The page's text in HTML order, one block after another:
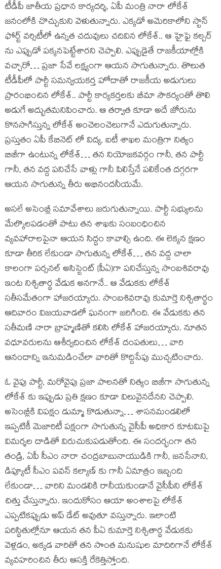
టీడీపీ జాతీయ ప్రధాన కార్యదర్శి, ఏపీ మంత్రి నారా లోకేశ్
జనంలోకి చొచ్చుకుని వెళుతున్నారు. ఎక్కడో అమెరికాలోని స్టాన్
ఫోర్ట్ వర్సిటీలో ఉన్నత చదువులు చదివిన లోకేశ్.. ఆ హైఫై కల్చర్
ను ఎప్పుడో పక్కనపెట్టేశారని చెప్పాలి. ఎప్పుడైతే రాజకీయాల్లోకి
వచ్చారో… ప్రజా సేవే లక్ష్యంగా ఆయన సాగుతున్నారు. తొలుత
టీడీపీలో పార్టీ సమన్వయకర్త హోదాతో రాజకీయ అడుగులు
ప్రారంభించిన లోకేశ్.. పార్టీ కార్యకర్తలకు బీమా సౌకర్యంతో తొలి
అడుగే అద్భుతమనిపించారు. ఆ తర్వాత కూడా అదే జోరును
కొనసాగిస్తున్న లోకేశ్ అంచెలంచెలుగానే ఎదుగుతున్నారు.
ప్రస్తుతం ఏపీ కేబినెట్ లో విద్య, ఐటీ శాఖల మంత్రిగా నిత్యం
బిజీగా ఉంటున్న లోకేశ్… తన నియోజకవర్గం గానీ, తన పార్టీ
గానీ, తన వద్ద పనిచేసే వాళ్లు గానీ పిలిస్తేనే పలికేంత దగ్గరగా
ఆయన సాగుతున్న తీరు అభినందనీయమే.
అసలే అసెంబ్లీ సమావేశాలు జరుగుతున్నాయి. పార్టీ సభ్యులను
మేల్కొలపడంతో పాటు తన శాఖకు సంబంధించిన
వ్యవహారాలపైనా ఆయన సిద్ధం కావాల్సి ఉంది. ఈ లెక్కన క్షణం
కూడా తీరిక లేకుండా సాగుతున్న లోకేశ్… తన వద్ద చాలా
కాలంగా పర్సనల్ అసిస్టెంట్ (పీఏ)గా పనిచేస్తున్న సాంబశివరావు
ఇంట నిశ్చితార్థ వేడుక అనగానే.. ఆ వేడుకకు లోకేశ్
సతీసమేతంగా హాజరయ్యారు. సాంబశివరావు కుమార్తె నిశ్చితార్థం
ఆదివారం విజయవాడలో ఘనంగా జరిగింది. ఈ వేడుకకు తన
సతీమణి నారా బ్రాహ్మణితో కలిసి లోకేశ్ హాజరయ్యారు. నూతన
వధూవరులను ఆశీర్వదించిన లోకేశ్ దంపతులు… వారి
ఆనందాన్ని ఇనుమడించేలా వారితో కొద్దిసేపు ముచ్చటించారు.
ఓ వైపు పార్టీ, మరోవైపు ప్రజా పాలనతో నిత్యం బిజీగా సాగుతున్న
లోకేశ్ కు ఇప్పుడు ప్రతి క్షణం కూడా విలువైనదేనని చెప్పాలి.
అసెంబ్లీకి విపక్షం డుమ్మా కొడుతున్నా… శాసనమండలిలో
ఇప్పటికీ మెజారిటీ పక్షంగా సాగుతున్న వైసీపీ అధికార కూటమిపై
విమర్శల దాడితో విరుచుకుపడుతోంది. ఈ సందర్భంగా తన
తండ్రి, ఏపీ సీఎం నారా చంద్రబాబునాయుడికి గానీ, జనసేనాని,
డిప్యూటీ సీఎం పవన్ కల్యాణ్ కు గానీ ఏమాత్రం ఇబ్బంది
లేకుండా… వారిని మండలికి రానీయకుండానే వైసీపీని లోకేశ్
చిత్తు చేస్తున్నారు. ఇందుకోసం ఆయా అంశాలపై లోకేశ్
ఎప్పటికప్పుడు అప్ డేట్ అవుతూ వస్తున్నారు. ఇలాంటి
పరిస్థితుల్లోనూ ఆయన తన పీఏ కుమార్తె నిశ్చితార్థ వేడుకకు
వెళ్లడం, అక్కడ వారితో తన సొంత మనుషుల మాదిరిగానే లోకేశ్
వ్యవహరించిన తీరు ఆసక్తి రేకెత్తిస్తోంది.